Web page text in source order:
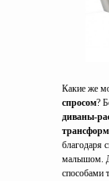
Какие же
спросом?
диваны-
благодаря
малышом.
способами